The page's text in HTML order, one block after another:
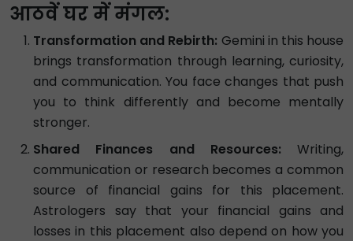
आठवें घर में मंगल:
Transformation and Rebirth: Gemini in this house
brings transformation through learning, curiosity,
and communication. You face changes that push
you to think differently and become mentally
stronger.
Shared Finances and Resources: Writing,
communication or research becomes a common
source of financial gains for this placement.
Astrologers say that your financial gains and
losses in this placement also depend on how you